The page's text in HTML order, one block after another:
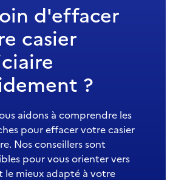
d'effacer
casier
?
aidons à comprendre les
pour effacer votre casier
Nos conseillers sont
pour vous orienter vers
le mieux adapté à votre